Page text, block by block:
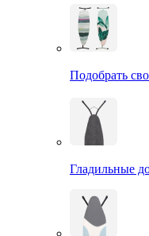
Подобрать
Гладильные